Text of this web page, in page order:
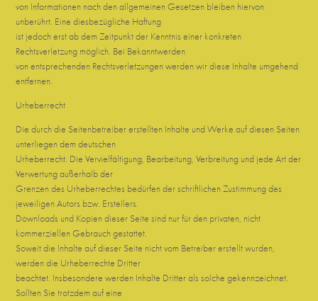
von Informationen nach den allgemeinen Gesetzen bleiben hiervon
unberührt. Eine diesbezügliche Haftung
ist jedoch erst ab dem Zeitpunkt der Kenntnis einer konkreten
Rechtsverletzung möglich. Bei Bekanntwerden
von entsprechenden Rechtsverletzungen werden wir diese Inhalte umgehend
entfernen.
Urheberrecht
Die durch die Seitenbetreiber erstellten Inhalte und Werke auf diesen Seiten
unterliegen dem deutschen
Urheberrecht. Die Vervielfältigung, Bearbeitung, Verbreitung und jede Art der
Verwertung außerhalb der
Grenzen des Urheberrechtes bedürfen der schriftlichen Zustimmung des
jeweiligen Autors bzw. Erstellers.
Downloads und Kopien dieser Seite sind nur für den privaten, nicht
kommerziellen Gebrauch gestattet.
Soweit die Inhalte auf dieser Seite nicht vom Betreiber erstellt wurden,
werden die Urheberrechte Dritter
beachtet. Insbesondere werden Inhalte Dritter als solche gekennzeichnet.
Sollten Sie trotzdem auf eine